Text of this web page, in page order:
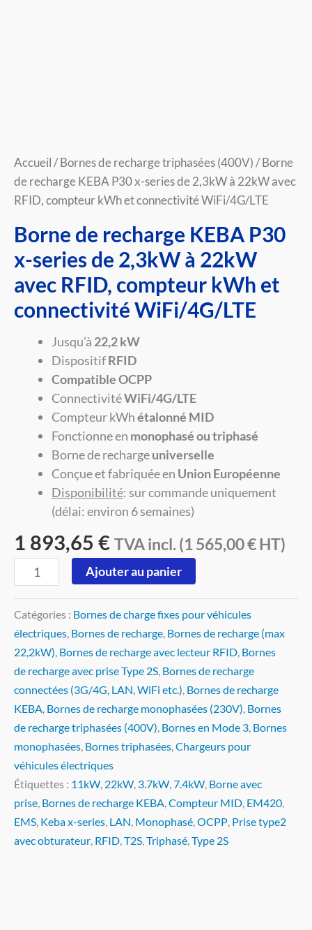
Accueil /Bornes de recharge triphasées (400V) / Borne
de recharge KEBA P30 x-series de 2,3kW à 22kW avec
RFID, compteur kWh et connectivité WiFi/4G/LTE
Borne de recharge KEBA P30
x-series de 2,3kW à 22kW
avec RFID, compteur kWh et
connectivité WiFi/4G/LTE
Jusqu’à22,2 kW
DispositifRFID
Compatible OCPP
ConnectivitéWiFi/4G/LTE
Compteur kWhétalonné MID
Fonctionne en monophasé ou triphasé
Borne de rechargeuniverselle
Conçue et fabriquée en Union Européenne
Disponibilité: sur commande uniquement
(délai: environ 6 semaines)
1 893,65 € TVA incl. (1 565,00€HT)
Ajouter au panier
Catégories : Bornes de charge fixes pour véhicules
électriques, Bornes de recharge, Bornes de recharge (max
22,2kW), Bornes de recharge avec lecteur RFID, Bornes
de recharge avec prise Type 2S, Bornes de recharge
connectées (3G/4G, LAN, WiFi etc.), Bornes de recharge
KEBA, Bornes de recharge monophasées (230V), Bornes
de recharge triphasées (400V), Bornes en Mode 3, Bornes
monophasées, Bornes triphasées,Chargeurs pour
véhicules électriques
Étiquettes : 11kW, 22kW, 3.7kW,7.4kW, Borne avec
prise, Bornes de recharge KEBA,Compteur MID, EM420,
EMS, Keba x-series, LAN, Monophasé,OCPP, Prise type2
avec obturateur, RFID,T2S,Triphasé,Type 2S